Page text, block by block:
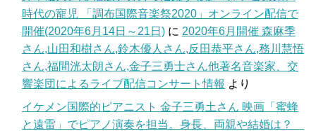
時代の寵児 「調布国際音楽祭2020」オンライン配信で
開催(2020年6月14日～21日) に 2020年6月開催 森麻季
さん,山田和樹さん,鈴木優人さん,反田恭平さん,務川慧悟
さん,福間洸太朗さん,金子三勇士さん他著名音楽家、交
響楽団によるライブ配信コンサート情報 より
イケメン国際的ピアニスト 金子三勇土さん 映画「蜜蜂
と遠雷」でピアノ演奏を担当。身長、両親や結婚は？